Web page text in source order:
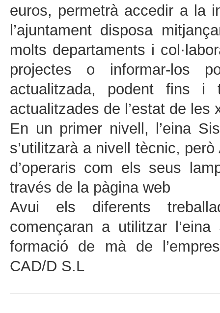
euros, permetrà accedir a la
l’ajuntament disposa
molts departaments i
projectes o informar-los
actualitzada, podent fins i
actualitzades de l’estat de les
En un primer nivell, l’eina
s’utilitzarà a nivell tècnic,
d’operaris com els seus
través de la pàgina web
Avui els diferents
començaran a utilitzar
formació de mà de
CAD/D S.L